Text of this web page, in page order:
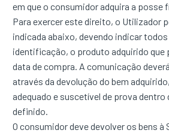
em que o consumidor adquira a posse
Para exercer este direito, o Utilizador
indicada abaixo, devendo indicar
identificação, o produto adquirido que
data de compra. A comunicação
através da devolução do bem
adequado e suscetível de prova dentro
definido.
O consumidor deve devolver os bens à